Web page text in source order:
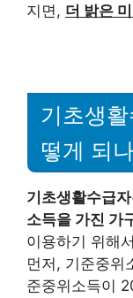
지면, 더 밝은
기초생
떻게 되
기초생활수급자
소득을 가진 가
이용하기 위해
먼저, 기준중위
준중위소득이